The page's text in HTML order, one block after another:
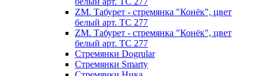
ZM. Табурет - стремянка "Конёк", цвет
белый арт. ТС 277
ZM. Табурет - стремянка "Конёк", цвет
белый арт. ТС 277
Стремянки Dogrular
Стремянки Smarty